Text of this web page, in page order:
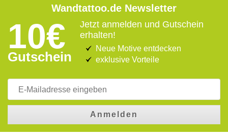
Wandtattoo.de Newsletter
10€
Gutschein
Jetzt anmelden und Gutschein
erhalten!
Neue Motive entdecken
exklusive Vorteile
Anmelden